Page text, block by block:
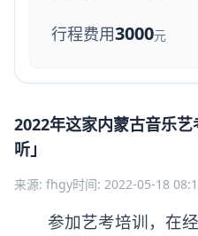
行程费用3000元
2022年这家内蒙古音乐
听」
来源: fhgy时间: 2022-05-18
参加艺考培训，在经